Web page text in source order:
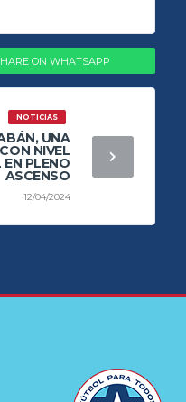
ON WHATSAPP
NOTICIAS
UNA
NIVEL
PLENO
ASCENSO
12/04/2024